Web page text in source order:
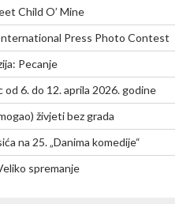
Child O’ Mine
Press Photo Contest
Pecanje
od 6. do 12. aprila 2026. godine
živjeti bez grada
na 25. „Danima komedije“
spremanje